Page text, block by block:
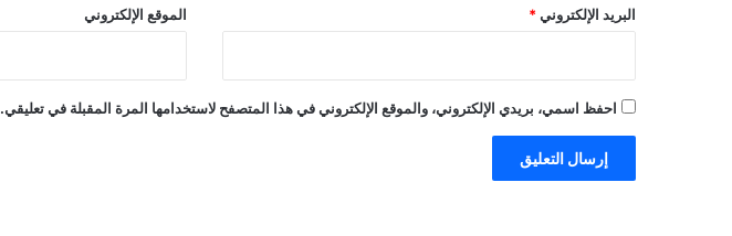
البريد الإلكتروني * الموقع الإلكتروني
احفظ اسمي، بريدي الإلكتروني، والموقع الإلكتروني في هذا المتصفح لاستخدامها المرة المقبلة في تعليقي.